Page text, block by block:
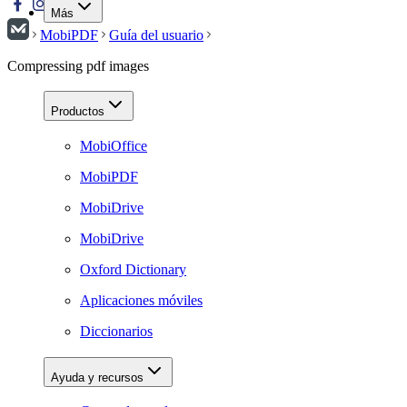
Más
MobiPDF
Guía del usuario
Compressing pdf images
Productos
MobiOffice
MobiPDF
MobiDrive
MobiDrive
Oxford Dictionary
Aplicaciones móviles
Diccionarios
Ayuda y recursos